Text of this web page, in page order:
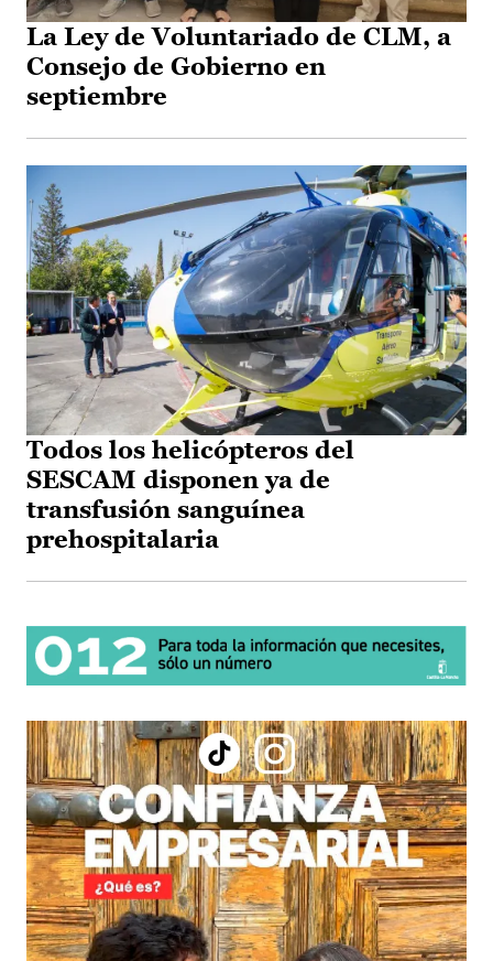
La Ley de Voluntariado de CLM, a
Consejo de Gobierno en
septiembre
Todos los helicópteros del
SESCAM disponen ya de
transfusión sanguínea
prehospitalaria